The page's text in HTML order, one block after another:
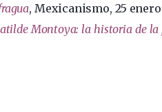
, Mexicanismo, 25 enero
Montoya: la historia de la